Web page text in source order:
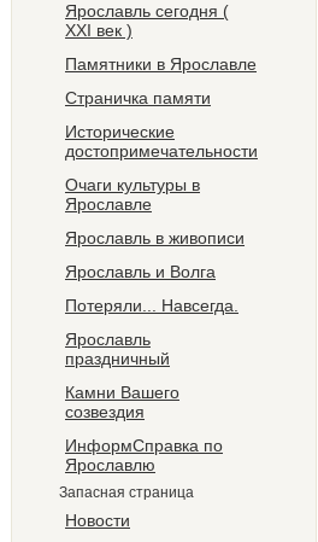
Ярославль сегодня (
ХХI век )
Памятники в Ярославле
Страничка памяти
Исторические
достопримечательности
Очаги культуры в
Ярославле
Ярославль в живописи
Ярославль и Волга
Потеряли... Навсегда.
Ярославль
праздничный
Камни Вашего
созвездия
ИнформСправка по
Ярославлю
Запасная страница
Новости